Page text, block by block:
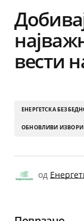
вести
ЕНЕРГЕТСКА
ОБНОВЛИВИ ИЗВОРИ
од